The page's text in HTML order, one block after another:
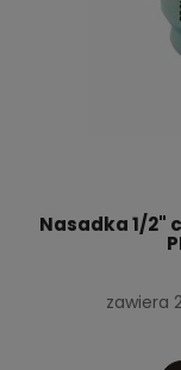
Nasadka 1/2"
zawiera